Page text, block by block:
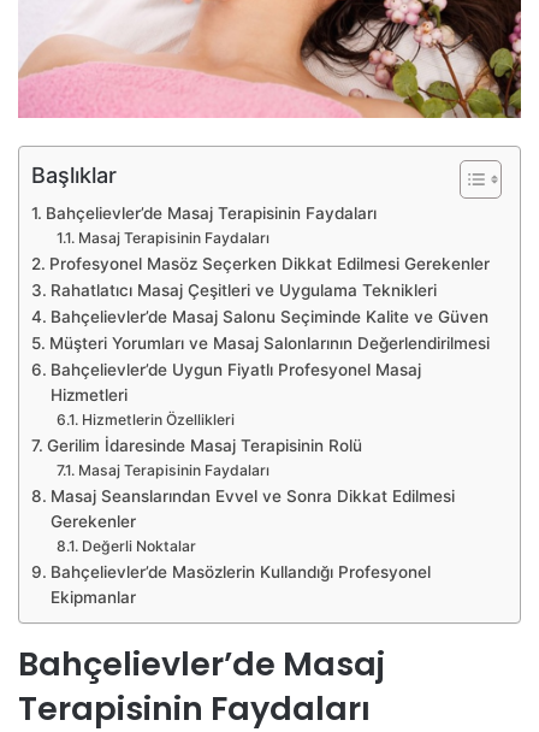
Başlıklar
Bahçelievler’de Masaj Terapisinin Faydaları
Masaj Terapisinin Faydaları
Profesyonel Masöz Seçerken Dikkat Edilmesi Gerekenler
Rahatlatıcı Masaj Çeşitleri ve Uygulama Teknikleri
Bahçelievler’de Masaj Salonu Seçiminde Kalite ve Güven
Müşteri Yorumları ve Masaj Salonlarının Değerlendirilmesi
Bahçelievler’de Uygun Fiyatlı Profesyonel Masaj
Hizmetleri
Hizmetlerin Özellikleri
Gerilim İdaresinde Masaj Terapisinin Rolü
Masaj Terapisinin Faydaları
Masaj Seanslarından Evvel ve Sonra Dikkat Edilmesi
Gerekenler
Değerli Noktalar
Bahçelievler’de Masözlerin Kullandığı Profesyonel
Ekipmanlar
Bahçelievler’de Masaj
Terapisinin Faydaları